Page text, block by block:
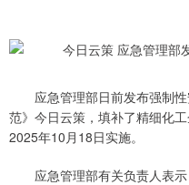
应急管理部日前发布强制性
范》今日云策，填补了精细化
2025年10月18日实施。
应急管理部有关负责人表示